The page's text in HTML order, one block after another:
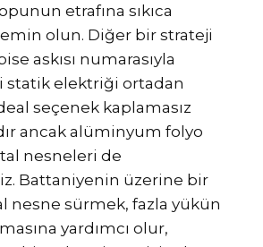
etrafına sıkıca
emin olun. Diğer bir strateji
askısı numarasıyla
statik elektriği ortadan
seçenek kaplamasız
ancak alüminyum folyo
nesneleri de
Battaniyenin üzerine bir
nesne sürmek, fazla yükün
yardımcı olur,